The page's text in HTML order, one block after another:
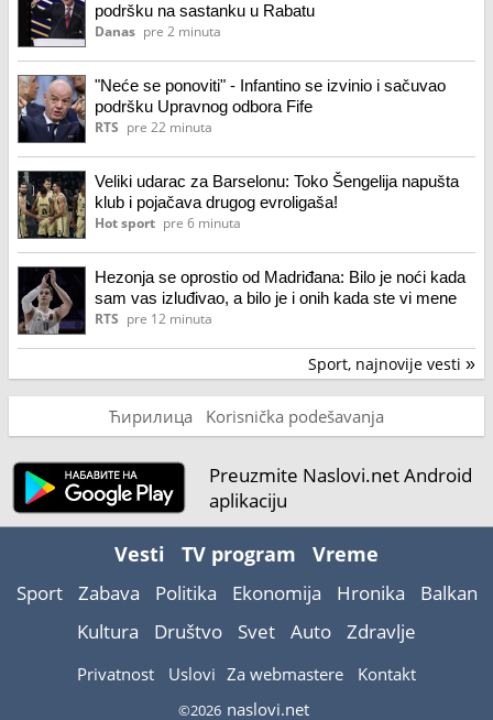
podršku na sastanku u Rabatu
Danas pre 2 minuta
"Neće se ponoviti" - Infantino se izvinio i sačuvao
podršku Upravnog odbora Fife
RTS pre 22 minuta
Veliki udarac za Barselonu: Toko Šengelija napušta
klub i pojačava drugog evroligaša!
Hot sport pre 6 minuta
Hezonja se oprostio od Madriđana: Bilo je noći kada
sam vas izluđivao, a bilo je i onih kada ste vi mene
RTS pre 12 minuta
Sport, najnovije vesti »
Ћирилица Korisnička podešavanja
Preuzmite Naslovi.net Android
aplikaciju
Vesti TV program Vreme
Sport Zabava Politika Ekonomija Hronika
Balkan
Kultura
Društvo Svet Auto Zdravlje
Privatnost Uslovi Za webmastere Kontakt
©2026 naslovi.net